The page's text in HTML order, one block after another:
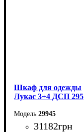
Шкаф для одежды
Лукас 3+4 ДСП 295
29945
31182грн